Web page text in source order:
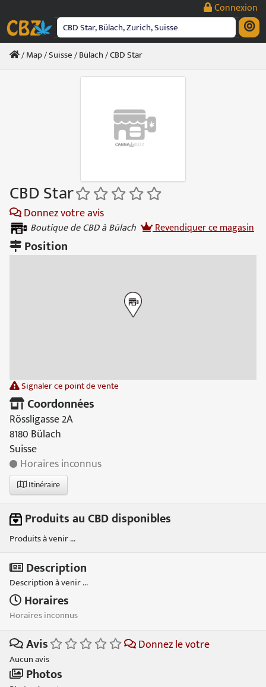
contenu
Connexion
/Map/Suisse/Bülach/ CBD Star
CBD Star
Donnez votre avis
Boutique de CBD à Bülach Revendiquer ce magasin
Position
Signaler ce point de vente
Coordonnées
Rössligasse 2A
8180 Bülach
Suisse
Horaires inconnus
Itinéraire
Produits au CBD disponibles
Produits à venir ...
Description
Description à venir ...
Horaires
Horaires inconnus
Avis Donnez le votre
Aucun avis
Photos